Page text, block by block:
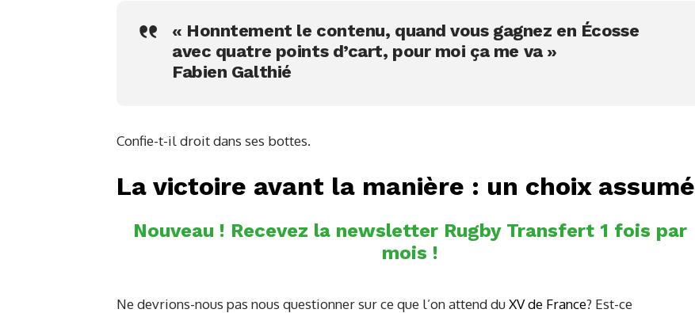
« Honntement le contenu, quand vous gagnez en Écosse
avec quatre points d’cart, pour moi ça me va »
Fabien Galthié
Confie-t-il droit dans ses bottes.
La victoire avant la manière : un choix assumé
Nouveau ! Recevez la newsletter Rugby Transfert 1 fois par
mois !
Ne devrions-nous pas nous questionner sur ce que l’on attend duXV de France? Est-ce